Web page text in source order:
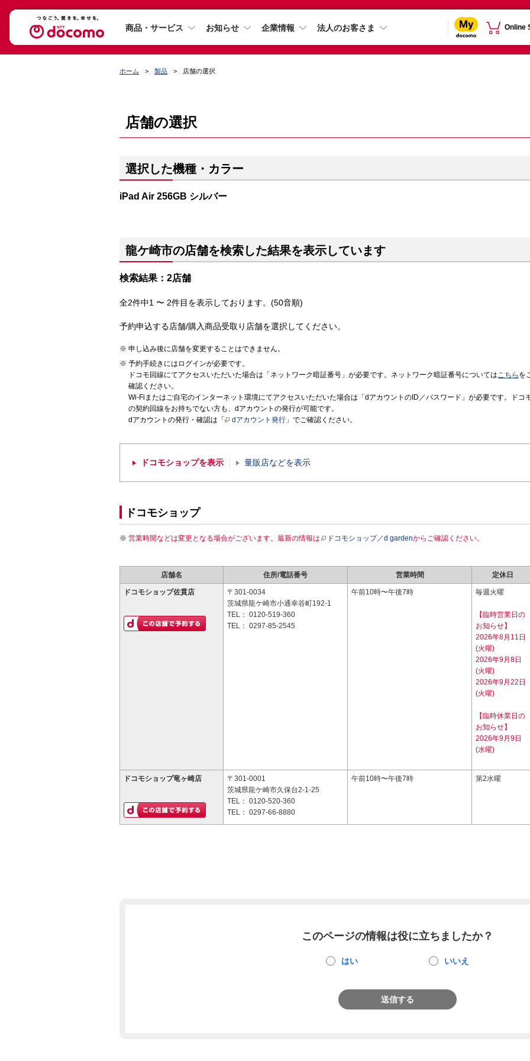
商品・サービス お知らせ 企業情報 法人のお客さま Online
ホーム 製品 店舗の選択
店舗の選択
選択した機種・カラー
iPad Air 256GB シルバー
龍ケ崎市の店舗を検索した結果を表示しています
検索結果：2店舗
全2件中1 〜 2件目を表示しております。(50音順)
予約申込する店舗/購入商品受取り店舗を選択してください。
申し込み後に店舗を変更することはできません。
予約手続きにはログインが必要です。
ドコモ回線にてアクセスいただいた場合は「ネットワーク暗証番号」が必要です。ネットワーク暗証番号についてはこちら を
確認ください。
Wi-Fiまたはご自宅のインターネット環境にてアクセスいただいた場合は「dアカウントのID／パスワード」が必要です。ドコ
の契約回線をお持ちでない方も、dアカウントの発行が可能です。
dアカウントの発行・確認は「
dアカウント発行 」でご確認ください。
ドコモショップを表示 量販店などを表示
ドコモショップ
営業時間などは変更となる場合がございます。最新の情報は ドコモショップ／d gardenからご確認ください。
店舗名 住所/電話番号 営業時間 定休日
ドコモショップ佐貫店
〒301-0034
茨城県龍ケ崎市小通幸谷町192-1
TEL： 0120-519-360
TEL： 0297-85-2545
午前10時〜午後7時 毎週火曜
【臨時営業日の
お知らせ】
2026年8月11日
(火曜)
2026年9月8日
(火曜)
2026年9月22日
(火曜)
【臨時休業日の
お知らせ】
2026年9月9日
(水曜)
ドコモショップ竜ヶ崎店
〒301-0001
茨城県龍ケ崎市久保台2-1-25
TEL： 0120-520-360
TEL： 0297-66-8880
午前10時〜午後7時 第2水曜
このページの情報は役に立ちましたか？
はい いいえ
送信する